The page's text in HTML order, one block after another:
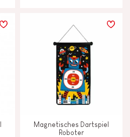
Magnetisches Dartspiel
Roboter